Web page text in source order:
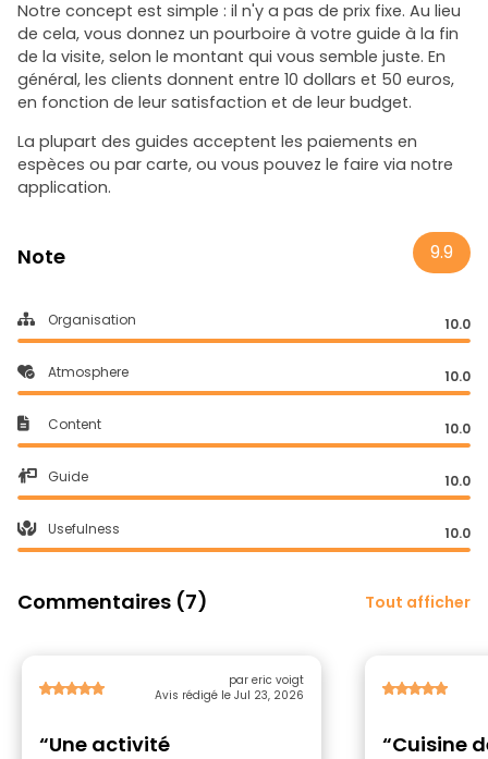
Notre concept est simple : il n'y a pas de prix fixe. Au lieu
de cela, vous donnez un pourboire à votre guide à la fin
de la visite, selon le montant qui vous semble juste. En
général, les clients donnent entre 10 dollars et 50 euros,
en fonction de leur satisfaction et de leur budget.
La plupart des guides acceptent les paiements en
espèces ou par carte, ou vous pouvez le faire via notre
application.
Note 9.9
Organisation 10.0
Atmosphere 10.0
Content 10.0
Guide 10.0
Usefulness 10.0
Commentaires (7) Tout afficher
par eric voigt
Avis rédigé le Jul 23, 2026
“Une activité
“Cuisine